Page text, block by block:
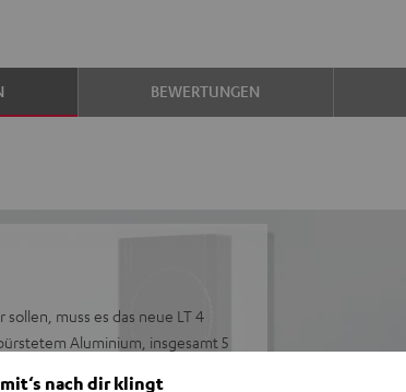
BEWERTUNGEN
muss es das neue LT 4
Aluminium, insgesamt 5
Sie bereits beim ersten Ton,
nach dir klingt